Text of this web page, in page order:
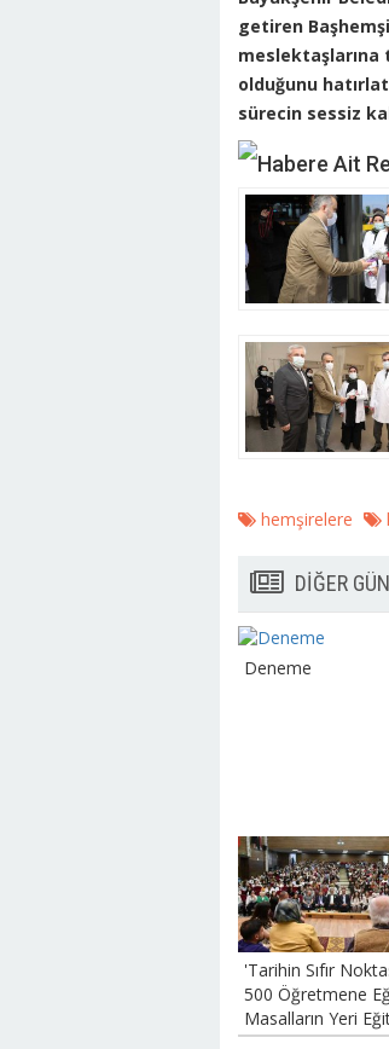
getiren
meslektaşlarına
olduğunu
sürecin sessiz
Habere Ait
hemşirelere
DİĞER
Deneme
'Tarihin Sıfır
500 Öğretmene
Masalların Yeri